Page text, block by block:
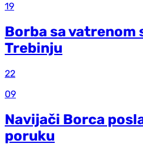
19
Borba sa vatrenom
Trebinju
22
09
Navijači Borca
poruku